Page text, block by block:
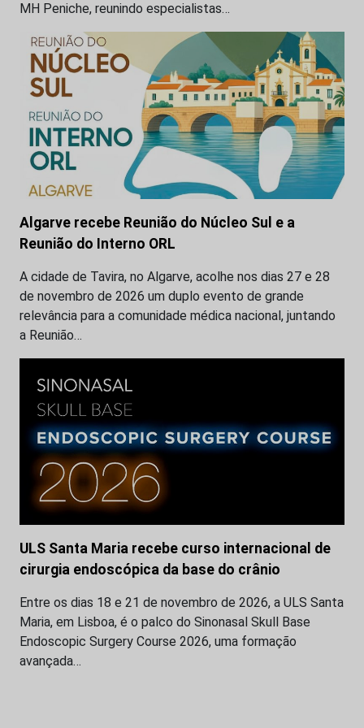
MH Peniche, reunindo especialistas…
Algarve recebe Reunião do Núcleo Sul e a
Reunião do Interno ORL
A cidade de Tavira, no Algarve, acolhe nos dias 27 e 28
de novembro de 2026 um duplo evento de grande
relevância para a comunidade médica nacional, juntando
a Reunião…
ULS Santa Maria recebe curso internacional de
cirurgia endoscópica da base do crânio
Entre os dias 18 e 21 de novembro de 2026, a ULS Santa
Maria, em Lisboa, é o palco do Sinonasal Skull Base
Endoscopic Surgery Course 2026, uma formação
avançada…